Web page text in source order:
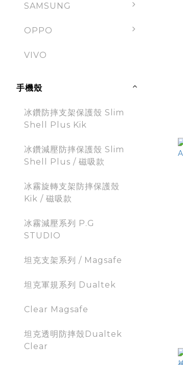
SAMSUNG
OPPO
VIVO
手機殼
冰鑽防摔支架保護殼 Slim
Shell Plus Kik
冰鑽減壓防摔保護殼 Slim
Shell Plus / 磁吸款
冰霧旋轉支架防摔保護殼
Kik / 磁吸款
冰霧減壓系列 P.G
STUDIO
坦克支架系列 / Magsafe
坦克軍規系列 Dualtek
Clear Magsafe
坦克透明防摔殼Dualtek
Clear